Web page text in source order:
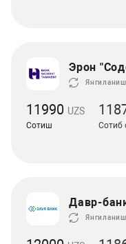
Эрон
11990 UZS
Сотиш Сотиб
Давр-